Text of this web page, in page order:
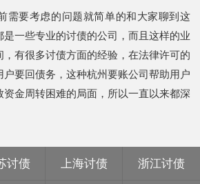
需要考虑的问题就简单的和大家聊到这
是一些专业的讨债的公司，而且这样的业
有很多讨债方面的经验，在法律许可的
要回债务，这种杭州要账公司帮助用户
金周转困难的局面，所以一直以来都深
讨债 上海讨债 浙江讨债